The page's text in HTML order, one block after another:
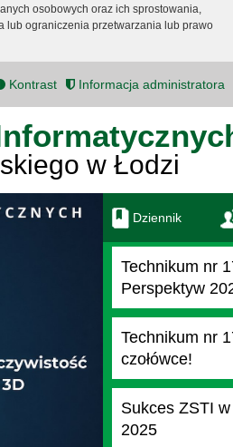
osobowych oraz ich sprostowania,
lub ograniczenia przetwarzania lub prawo
Kontrast Informacja administratora
w Łodzi
Dziennik
Technikum nr
Perspektyw
Technikum nr
czołówce!
Sukces ZSTI
2025